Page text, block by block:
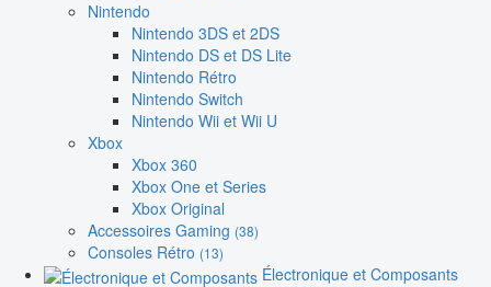
Nintendo
Nintendo 3DS et 2DS
Nintendo DS et DS Lite
Nintendo Rétro
Nintendo Switch
Nintendo Wii et Wii U
Xbox
Xbox 360
Xbox One et Series
Xbox Original
Accessoires Gaming (38)
Consoles Rétro (13)
Électronique et Composants